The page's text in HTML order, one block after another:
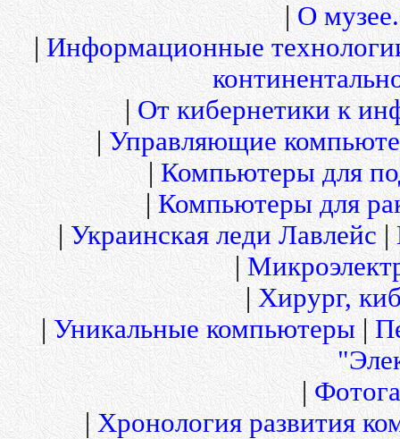
|О
|Информационные
|От кибернетики к
|Управляющие
|Компьютеры для
|Компьютеры для
|Украинская леди Лавлейс|
|
|Хирург,
|Уникальные компьютеры|
|
|Хронология развития